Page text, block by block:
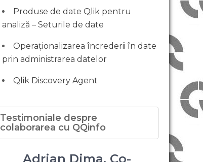
Produse de date Qlik pentru
analiză – Seturile de date
Operaționalizarea încrederii în date
prin administrarea datelor
Qlik Discovery Agent
Testimoniale despre
colaborarea cu QQinfo
Adrian Dima, Co-